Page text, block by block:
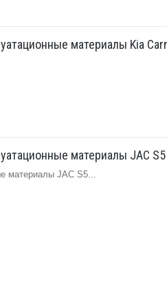
материалы Kia
материалы JAC S5
материалы JAC S5...